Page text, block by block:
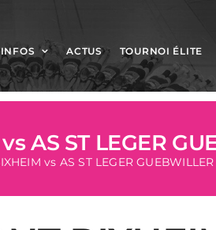
INFOS ACTUS TOURNOI ÉLITE
AS ST LEGER
vs AS ST LEGER GUEBWILLER